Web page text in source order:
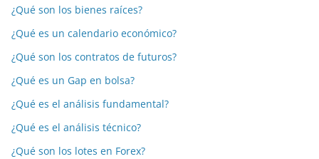
¿Qué son los bienes raíces?
¿Qué es un calendario económico?
¿Qué son los contratos de futuros?
¿Qué es un Gap en bolsa?
¿Qué es el análisis fundamental?
¿Qué es el análisis técnico?
¿Qué son los lotes en Forex?